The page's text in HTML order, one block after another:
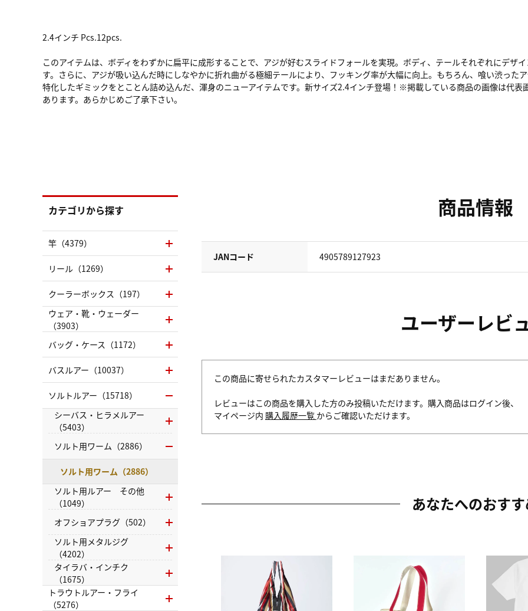
2.4インチ Pcs.12pcs.
このアイテムは、ボディをわずかに扁平に成形することで、アジが好むスライドフォールを実現。ボディ、テールそれぞれにデザ
す。さらに、アジが吸い込んだ時にしなやかに折れ曲がる極細テールにより、フッキング率が大幅に向上。もちろん、喰い渋った
特化したギミックをとことん詰め込んだ、渾身のニューアイテムです。新サイズ2.4インチ登場！※掲載している商品の画像は代
あります。あらかじめご了承下さい。
商品情報
JANコード 4905789127923
ユーザーレビ
この商品に寄せられたカスタマーレビューはまだありません。
レビューはこの商品を購入した方のみ投稿いただけます。購入商品はログイン後、
マイページ内 購入履歴一覧 からご確認いただけます。
あなたへのおす
カテゴリから探す
竿（4379）
リール（1269）
クーラーボックス（197）
ウェア・靴・ウェーダー
（3903）
バッグ・ケース（1172）
バスルアー（10037）
ソルトルアー（15718）
シーバス・ヒラメルアー
（5403）
ソルト用ワーム（2886）
ソルト用ワーム（2886）
ソルト用ルアー その他
（1049）
オフショアプラグ（502）
ソルト用メタルジグ
（4202）
タイラバ・インチク
（1675）
トラウトルアー・フライ
（5276）